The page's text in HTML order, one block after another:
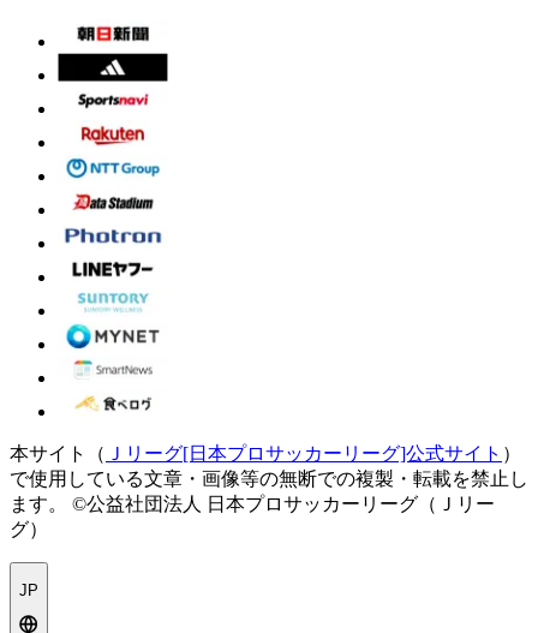
本サイト（ Ｊリーグ[日本プロサッカーリーグ]公式サイト ）
で使用している文章・画像等の無断での複製・転載を禁止し
ます。
©公益社団法人 日本プロサッカーリーグ（Ｊリー
グ）
JP